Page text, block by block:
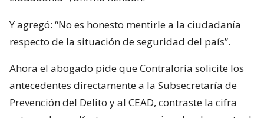
Y agregó: “No es honesto mentirle a la ciudadanía
respecto de la situación de seguridad del país”.
Ahora el abogado pide que Contraloría solicite los
antecedentes directamente a la Subsecretaría de
Prevención del Delito y al CEAD, contraste la cifra